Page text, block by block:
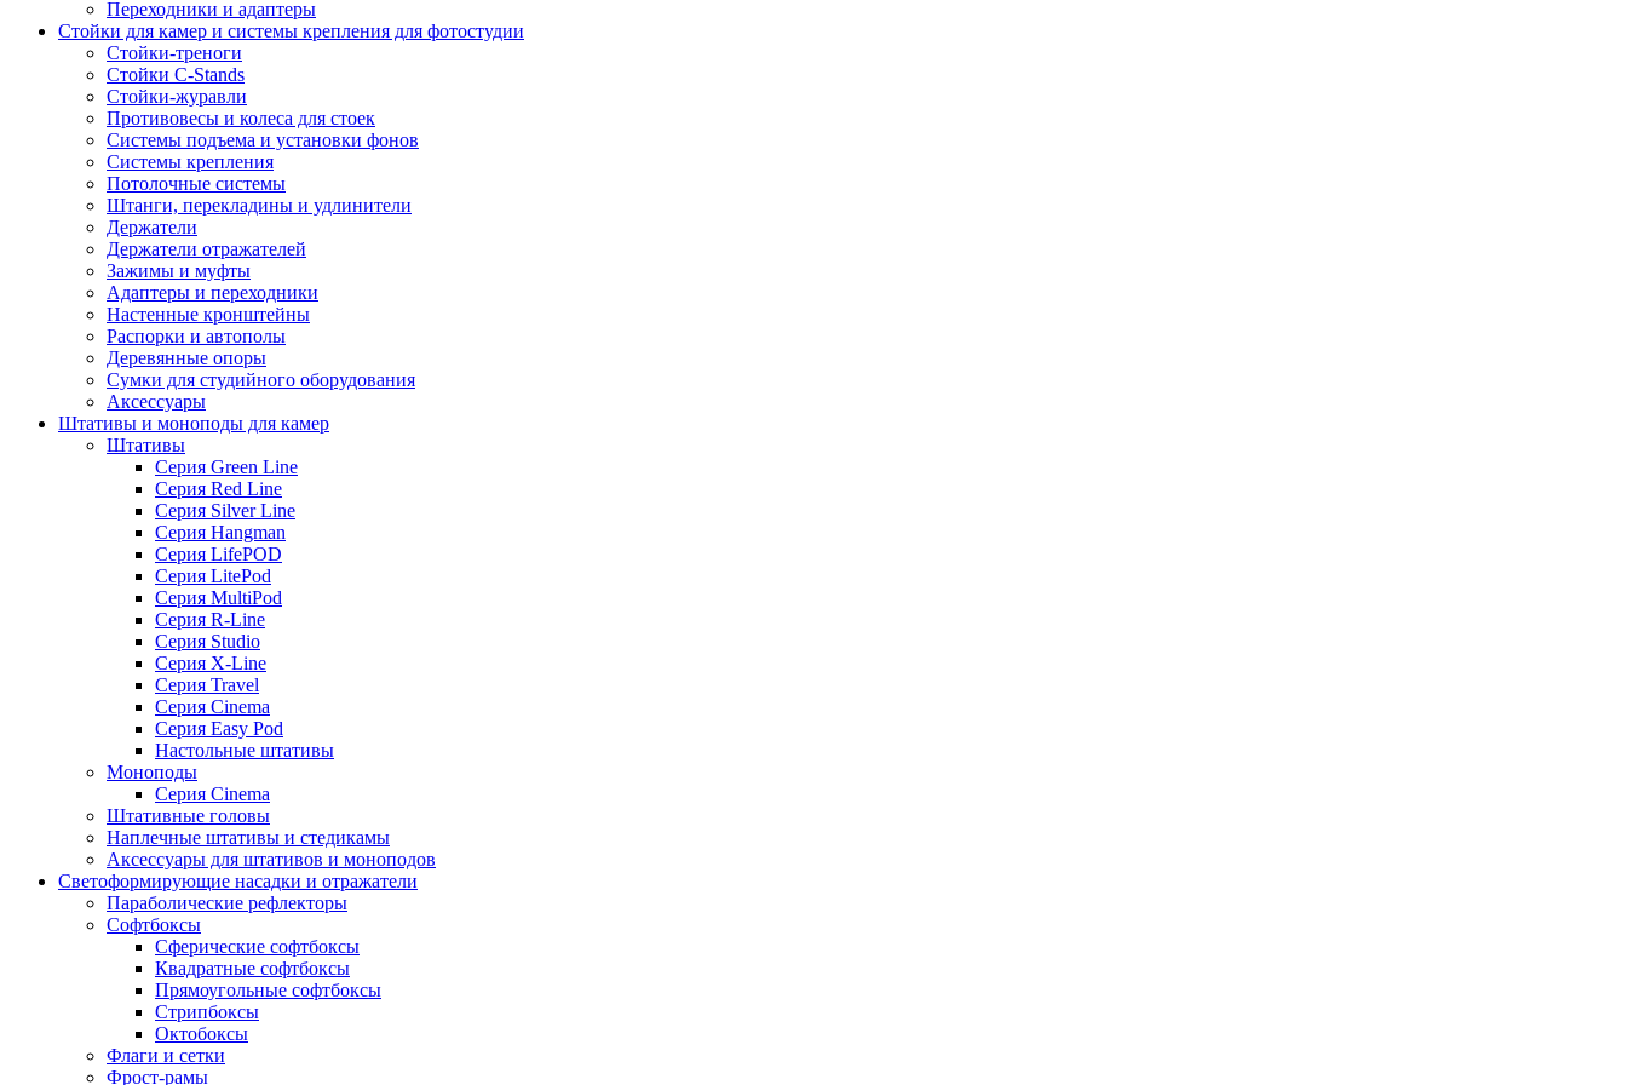
Переходники и адаптеры
Стойки для камер и системы крепления для фотостудии
Стойки-треноги
Стойки C-Stands
Стойки-журавли
Противовесы и колеса для стоек
Системы подъема и установки фонов
Системы крепления
Потолочные системы
Штанги, перекладины и удлинители
Держатели
Держатели отражателей
Зажимы и муфты
Адаптеры и переходники
Настенные кронштейны
Распорки и автополы
Деревянные опоры
Сумки для студийного оборудования
Аксессуары
Штативы и моноподы для камер
Штативы
Серия Green Line
Серия Red Line
Серия Silver Line
Серия Hangman
Серия LifePOD
Серия LitePod
Серия MultiPod
Серия R-Line
Серия Studio
Серия X-Line
Серия Travel
Серия Cinema
Серия Easy Pod
Настольные штативы
Моноподы
Серия Cinema
Штативные головы
Наплечные штативы и стедикамы
Аксессуары для штативов и моноподов
Светоформирующие насадки и отражатели
Параболические рефлекторы
Софтбоксы
Сферические софтбоксы
Квадратные софтбоксы
Прямоугольные софтбоксы
Стрипбоксы
Октобоксы
Флаги и сетки
Фрост-рамы